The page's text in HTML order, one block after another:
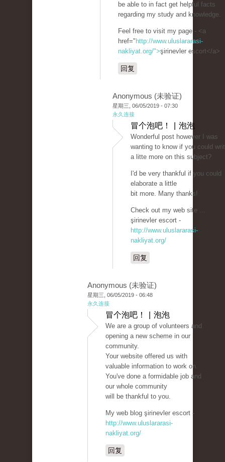
be able to in fact get helpful facts
regarding my study and knowledge.
Feel free to visit my page - <a
href=" http://www.uluslararasi-
nakliyat.org/">şirinevler escort</a>
回复
Anonymous (未验证)
星期三, 06/05/2019 - 07:30
永久连接
冒个泡吧！ | 泡泡
Wonderful post however I was
wanting to know if you could
a litte more on this subject?
I'd be very thankful if you could
elaborate a little
bit more. Many thanks!
Check out my web site ...
şirinevler escort -
http://www.uluslararasi-
nakliyat.org/
回复
Anonymous (未验证)
星期三, 06/05/2019 - 06:48
永久连接
冒个泡吧！ | 泡泡
We are a group of volunteers and
opening a new scheme in our
community.
Your website offered us with
valuable information to work on.
You've done a formidable job and
our whole community
will be thankful to you.
My web blog şirinevler escort -
http://www.uluslararasi-
nakliyat.org/
回复